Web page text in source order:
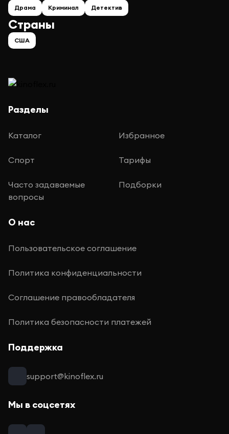
Страны
США
Драма Криминал Детектив
Разделы
Каталог Избранное
Спорт Тарифы
Часто задаваемые
вопросы
Подборки
О нас
Пользовательское соглашение
Политика конфиденциальности
Соглашение правообладателя
Политика безопасности платежей
Поддержка
support@kinoflex.ru
Мы в соцсетях